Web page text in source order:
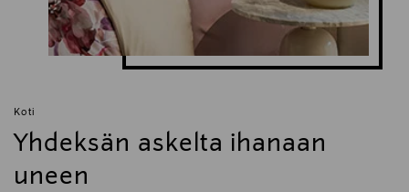
Koti
Yhdeksän askelta ihanaan
uneen